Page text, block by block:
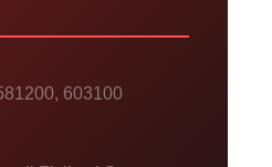
603100